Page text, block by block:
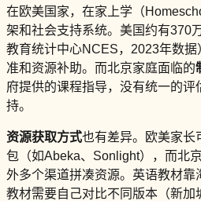
在欧美国家，在家上学（
架和社会支持系统。美国约有370
教育统计中心NCES，2023年数
准和资源补助。而北京家庭面临的
府提供的课程指导，没有统一的
持。
资源获取方式也有差异。欧美家长
包（如Abeka、Sonlight），而北
外多个渠道拼凑资源。英语教材
教材需要自己对比不同版本（新